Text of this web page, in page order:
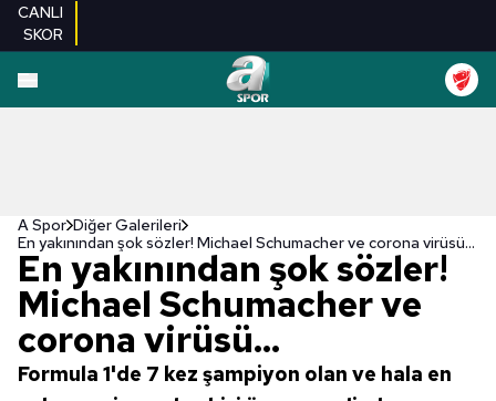
CANLI
SKOR
EN YENILER
A Spor Diğer Galerileri
En yakınından şok sözler! Michael Schumacher ve corona virüsü...
En yakınından şok sözler!
Michael Schumacher ve
corona virüsü...
Formula 1'de 7 kez şampiyon olan ve hala en